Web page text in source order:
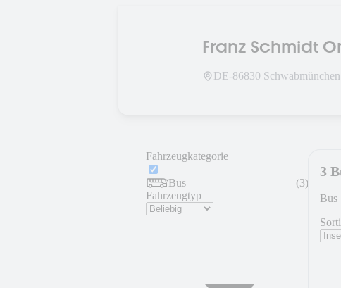
Franz Schmidt
DE-86830 Schwabmünchen
Fahrzeugkategorie
Bus (3)
Fahrzeugtyp
3
Bus